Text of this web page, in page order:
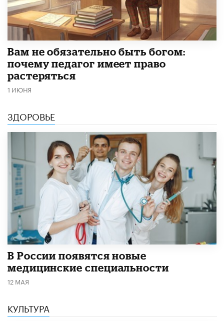
​Вам не обязательно быть богом:
почему педагог имеет право
растеряться
1 ИЮНЯ
ЗДОРОВЬЕ
В России появятся новые
медицинские специальности
12 МАЯ
КУЛЬТУРА